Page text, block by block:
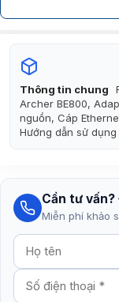
Thông tin chung
Archer BE800,
nguồn, Cáp
Hướng dẫn sử dụng
Cần tư vấn?
Miễn phí khảo